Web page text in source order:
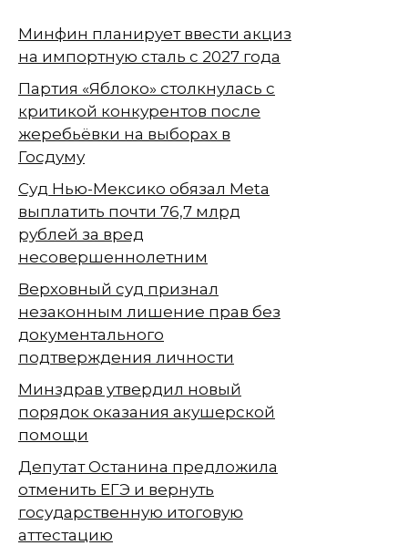
Минфин планирует ввести акциз
на импортную сталь с 2027 года
Партия «Яблоко» столкнулась с
критикой конкурентов после
жеребьёвки на выборах в
Госдуму
Суд Нью-Мексико обязал Meta
выплатить почти 76,7 млрд
рублей за вред
несовершеннолетним
Верховный суд признал
незаконным лишение прав без
документального
подтверждения личности
Минздрав утвердил новый
порядок оказания акушерской
помощи
Депутат Останина предложила
отменить ЕГЭ и вернуть
государственную итоговую
аттестацию